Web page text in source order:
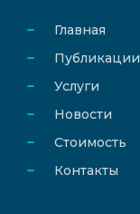
Главная
Публикации
Услуги
Новости
Стоимость
Контакты